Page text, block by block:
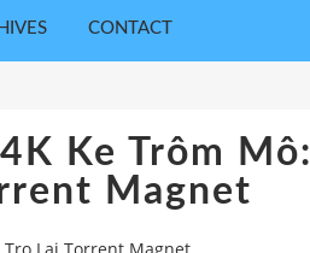
CONTACT
Ke Trôm Mô:
Magnet